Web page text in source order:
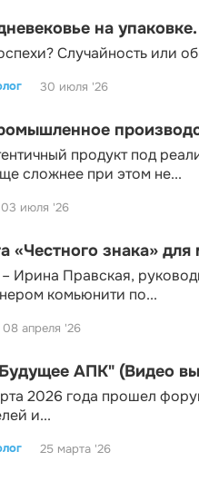
на
Случайность или
30 июля '26
продукт под
сложнее при этом не...
03 июля '26
«Честного знака»
Ирина Правская,
комьюнити по...
08 апреля '26
АПК" (Видео
2026 года прошел
и...
25 марта '26